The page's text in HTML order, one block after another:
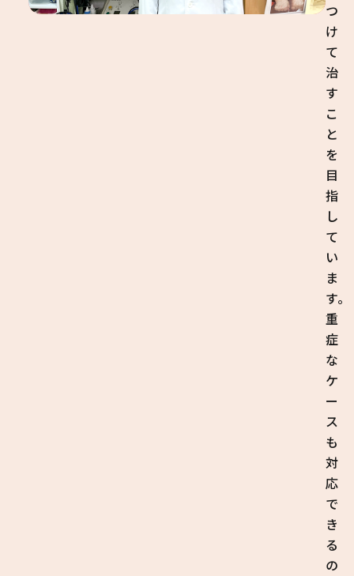
つ
け
て
治
す
こ
と
を
目
指
し
て
い
ま
す。
重
症
な
ケ
ー
ス
も
対
応
で
き
る
の